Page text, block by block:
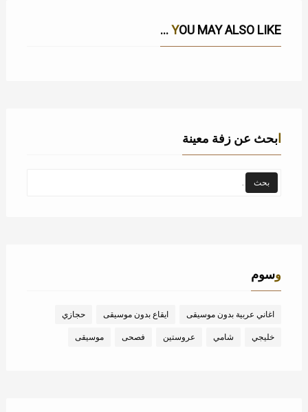
YOU MAY ALSO LIKE ...
ابحث عن زفة معينة
وسوم
اغاني عربية بدون موسيقى ايقاع بدون موسيقى حجازي
خليجي شامي عروستين فصحى موسيقى